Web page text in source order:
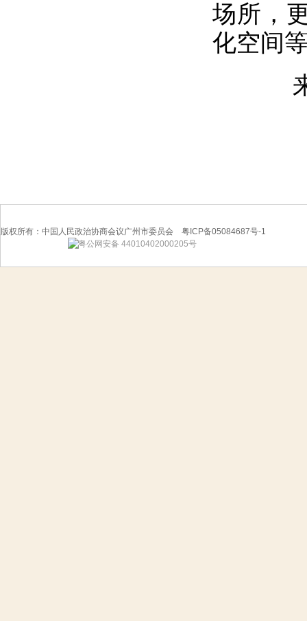
场所，
化空间
来
版权所有：中国人民政治协商会议广州市委员会 粤ICP备05084687号-1
粤公网安备 44010402000205号